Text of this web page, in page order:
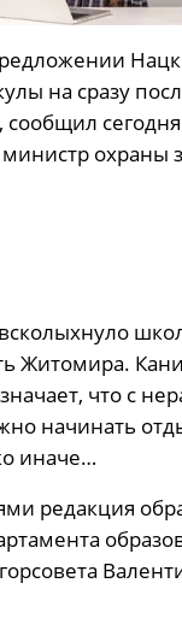
на сразу
сообщил
охраны
Житомира.
что с
начинать
иначе…
редакция